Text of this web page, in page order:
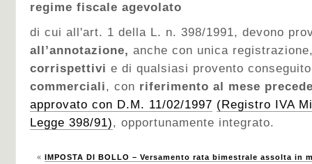
regime fiscale agevolato
di cui all'art. 1 della L. n. 398/1991, devono
all’annotazione, anche con unica
corrispettivi e di qualsiasi provento
commerciali, con riferimento al mese
approvato con D.M. 11/02/1997 (Registro IVA
Legge 398/91), opportunamente integrato.
« IMPOSTA DI BOLLO – Versamento rata bimestrale assolta in